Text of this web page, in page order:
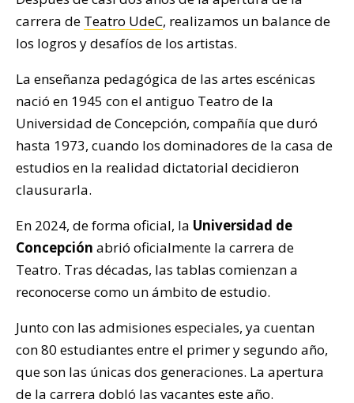
carrera de Teatro UdeC, realizamos un balance de
los logros y desafíos de los artistas.
La enseñanza pedagógica de las artes escénicas
nació en 1945 con el antiguo Teatro de la
Universidad de Concepción, compañía que duró
hasta 1973, cuando los dominadores de la casa de
estudios en la realidad dictatorial decidieron
clausurarla.
En 2024, de forma oficial, la Universidad de
Concepción abrió oficialmente la carrera de
Teatro. Tras décadas, las tablas comienzan a
reconocerse como un ámbito de estudio.
Junto con las admisiones especiales, ya cuentan
con 80 estudiantes entre el primer y segundo año,
que son las únicas dos generaciones. La apertura
de la carrera dobló las vacantes este año.